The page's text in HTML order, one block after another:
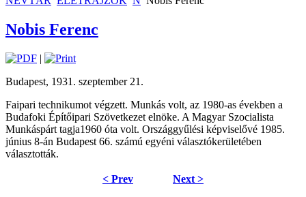
Nobis Ferenc
|
Budapest, 1931. szeptember 21.
Faipari technikumot végzett. Munkás volt, az 1980-as években a
Budafoki Építőipari Szövetkezet elnöke. A Magyar Szocialista
Munkáspárt tagja1960 óta volt. Országgyűlési képviselővé 1985.
június 8-án Budapest 66. számú egyéni választókerületében
választották.
< Prev Next >